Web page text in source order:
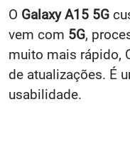
O Galaxy A15 5G
vem com 5G,
muito mais rápido,
de atualizações. É
usabilidade.